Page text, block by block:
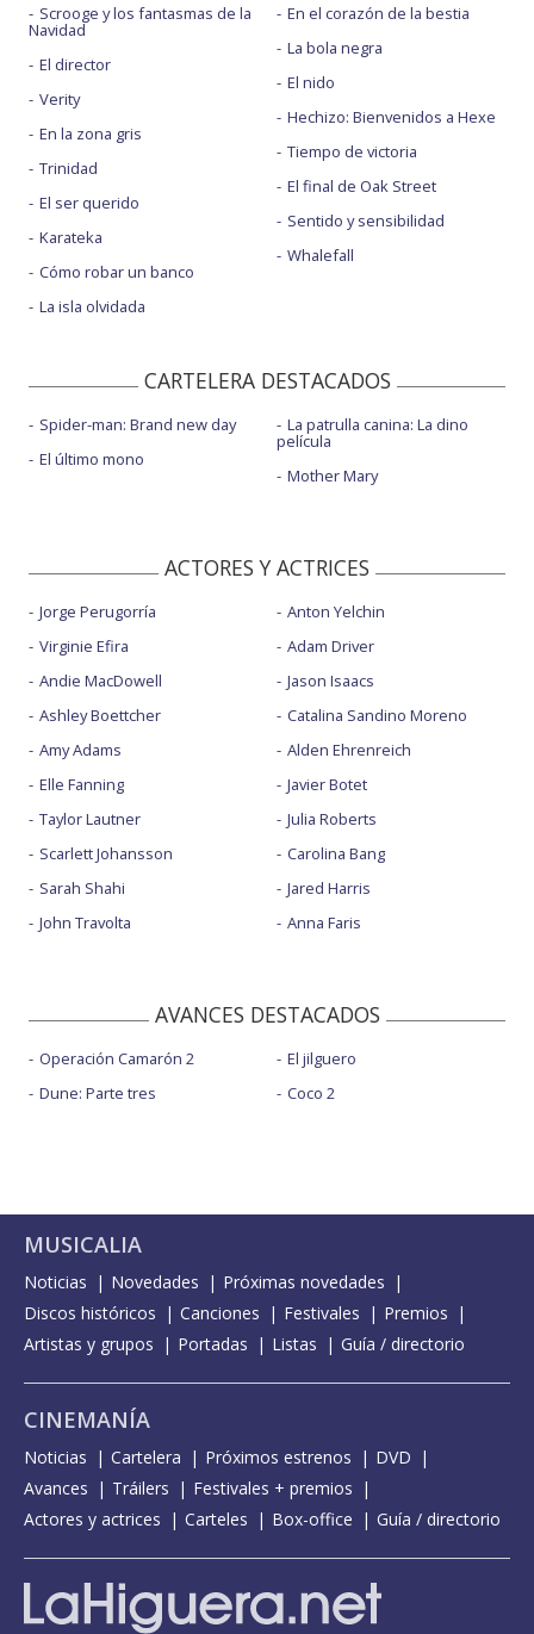
Scrooge y los fantasmas de la
Navidad
El director
Verity
En la zona gris
Trinidad
El ser querido
Karateka
Cómo robar un banco
La isla olvidada
En el corazón de la bestia
La bola negra
El nido
Hechizo: Bienvenidos a Hexe
Tiempo de victoria
El final de Oak Street
Sentido y sensibilidad
Whalefall
CARTELERA DESTACADOS
Spider-man: Brand new day
El último mono
La patrulla canina: La dino
película
Mother Mary
ACTORES Y ACTRICES
Jorge Perugorría
Virginie Efira
Andie MacDowell
Ashley Boettcher
Amy Adams
Elle Fanning
Taylor Lautner
Scarlett Johansson
Sarah Shahi
John Travolta
Anton Yelchin
Adam Driver
Jason Isaacs
Catalina Sandino Moreno
Alden Ehrenreich
Javier Botet
Julia Roberts
Carolina Bang
Jared Harris
Anna Faris
AVANCES DESTACADOS
Operación Camarón 2
Dune: Parte tres
El jilguero
Coco 2
MUSICALIA
Noticias Novedades
Próximas novedades
Discos históricos
Canciones Festivales
Premios
Artistas y grupos
Portadas Listas Guía / directorio
CINEMANÍA
Noticias Cartelera Próximos estrenos
DVD
Avances
Tráilers
Festivales + premios
Actores y actrices
Carteles Box-office Guía / directorio